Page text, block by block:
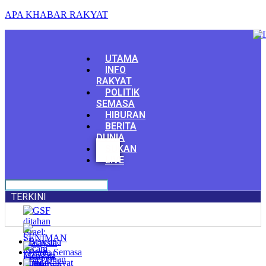
APA KHABAR RAKYAT
Menu
UTAMA
INFO
RAKYAT
POLITIK
SEMASA
HIBURAN
BERITA
DUNIA
SUKAN
LIVE
Facebook
Youtube
TERKINI
Bencana
Berita Semasa
Info Rakyat